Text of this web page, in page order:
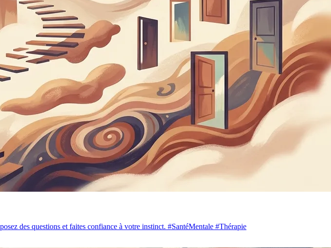
des questions et faites confiance à votre instinct. #SantéMentale #Thérapie